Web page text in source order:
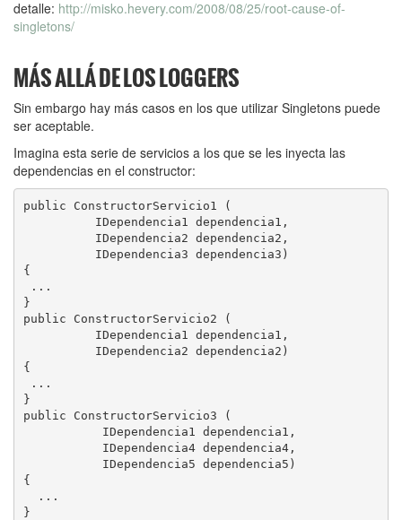
detalle: http://misko.hevery.com/2008/08/25/root-cause-of-
singletons/
MÁS ALLÁ DE LOS LOGGERS
Sin embargo hay más casos en los que utilizar Singletons puede
ser aceptable.
Imagina esta serie de servicios a los que se les inyecta las
dependencias en el constructor:
public ConstructorServicio1 (
IDependencia1 dependencia1,
IDependencia2 dependencia2,
IDependencia3 dependencia3)
{
...
}
public ConstructorServicio2 (
IDependencia1 dependencia1,
IDependencia2 dependencia2)
{
...
}
public ConstructorServicio3 (
IDependencia1 dependencia1,
IDependencia4 dependencia4,
IDependencia5 dependencia5)
{
  ...
}